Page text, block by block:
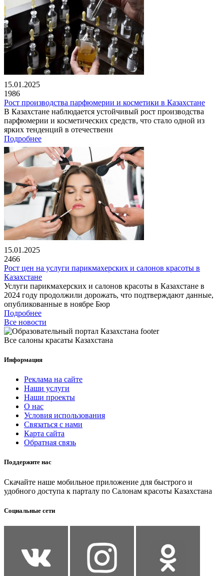
15.01.2025
1986
Рост производства парфюмерии и косметики в Казахстане
В Казахстане наблюдается устойчивый рост производства
парфюмерии и косметических средств, что стало одной из
ярких тенденций в отечественн
Подробнее
15.01.2025
2466
Рост цен на услуги парикмахерских и салонов красоты в
Казахстане
Услуги парикмахерских и салонов красоты в Казахстане в
2024 году продолжили дорожать, что подтверждают данные,
опубликованные в ноябре Бюр
Подробнее
Все новости
Все салоны красаты Казахстана
Информация
Реклама на сайте
Наши услуги
Наши проекты
О нас
Условия использования
Связаться с нами
Карта сайта
Обратная связь
Поддержите нас
Скачайте наше мобильное приложение для быстрого и
удобного доступа к парталу по Салонам красоты Казахстана
Социальные сети